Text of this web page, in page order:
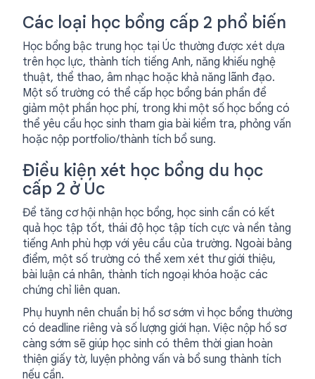
Các loại học bổng cấp 2 phổ biến
Học bổng bậc trung học tại Úc thường được xét dựa
trên học lực, thành tích tiếng Anh, năng khiếu nghệ
thuật, thể thao, âm nhạc hoặc khả năng lãnh đạo.
Một số trường có thể cấp học bổng bán phần để
giảm một phần học phí, trong khi một số học bổng có
thể yêu cầu học sinh tham gia bài kiểm tra, phỏng vấn
hoặc nộp portfolio/thành tích bổ sung.
Điều kiện xét học bổng du học
cấp 2 ở Úc
Để tăng cơ hội nhận học bổng, học sinh cần có kết
quả học tập tốt, thái độ học tập tích cực và nền tảng
tiếng Anh phù hợp với yêu cầu của trường. Ngoài bảng
điểm, một số trường có thể xem xét thư giới thiệu,
bài luận cá nhân, thành tích ngoại khóa hoặc các
chứng chỉ liên quan.
Phụ huynh nên chuẩn bị hồ sơ sớm vì học bổng thường
có deadline riêng và số lượng giới hạn. Việc nộp hồ sơ
càng sớm sẽ giúp học sinh có thêm thời gian hoàn
thiện giấy tờ, luyện phỏng vấn và bổ sung thành tích
nếu cần.